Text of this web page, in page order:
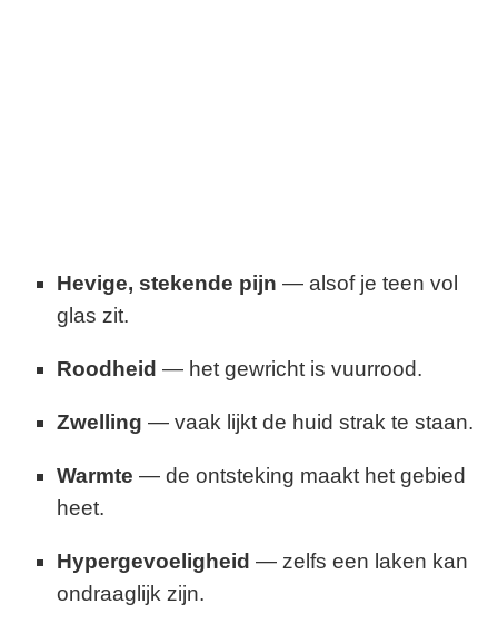
Hevige, stekende pijn — alsof je teen vol
glas zit.
Roodheid — het gewricht is vuurrood.
Zwelling — vaak lijkt de huid strak te staan.
Warmte — de ontsteking maakt het gebied
heet.
Hypergevoeligheid — zelfs een laken kan
ondraaglijk zijn.